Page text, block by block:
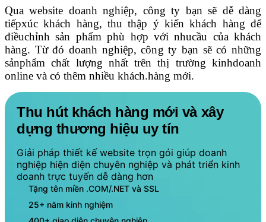
Qua website doanh nghiệp, công ty bạn sẽ dễ dàng
tiếpxúc khách hàng, thu thập ý kiến khách hàng để
điềuchỉnh sản phẩm phù hợp với nhucầu của khách
hàng. Từ đó doanh nghiệp, công ty bạn sẽ có những
sảnphẩm chất lượng nhất trên thị trường kinhdoanh
online và có thêm nhiều khách.hàng mới.
Thu hút khách hàng mới và xây
dựng thương hiệu uy tín
Giải pháp thiết kế website trọn gói giúp doanh
nghiệp hiện diện chuyên nghiệp và phát triển kinh
doanh trực tuyến dễ dàng hơn
Tặng tên miền .COM/.NET và SSL
25+ năm kinh nghiệm